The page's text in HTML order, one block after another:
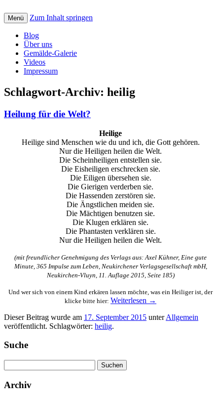
St. Petrus Kreativ
Creative art for God: Bilder, Musik, Texte
und Videos mit christlicher Botschaft
Menü Zum Inhalt springen
Blog
Über uns
Gemälde-Galerie
Videos
Impressum
Schlagwort-Archiv: heilig
Heilung für die Welt?
Heilige
Heilige sind Menschen wie du und ich, die Gott gehören.
Nur die Heiligen heilen die Welt.
Die Scheinheiligen entstellen sie.
Die Eisheiligen erschrecken sie.
Die Eiligen übersehen sie.
Die Gierigen verderben sie.
Die Hassenden zerstören sie.
Die Ängstlichen meiden sie.
Die Mächtigen benutzen sie.
Die Klugen erklären sie.
Die Phantasten verklären sie.
Nur die Heiligen heilen die Welt.
(mit freundlicher Genehmigung des Verlags aus: Axel Kühner, Eine gute
Minute, 365 Impulse zum Leben, Neukirchener Verlagsgesellschaft mbH,
Neukirchen-Vluyn, 11. Auflage 2015, Seite 185)
Und wer sich von einem Kind erkären lassen möchte, was ein Heiliger ist, der
klicke bitte hier: Weiterlesen →
Dieser Beitrag wurde am 17. September 2015 unterAllgemein
veröffentlicht. Schlagwörter: heilig.
Suche
nach:
Archiv